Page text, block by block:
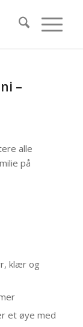
–
alle
på
klær og
et øye med